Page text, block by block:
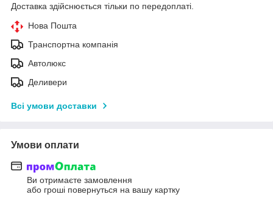
Доставка здійснюється тільки по передоплаті.
Нова Пошта
Транспортна компанія
Автолюкс
Деливери
Всі умови доставки
Умови оплати
Ви отримаєте замовлення
або гроші повернуться на вашу картку